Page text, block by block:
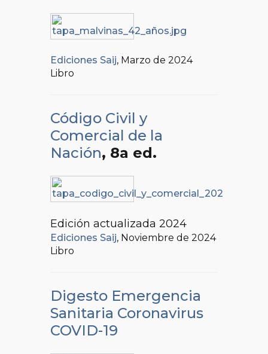
Ediciones Saij, Marzo de 2024
Libro
Código Civil y
Comercial de la
Nación, 8a ed.
Edición actualizada 2024
Ediciones Saij, Noviembre de 2024
Libro
Digesto Emergencia
Sanitaria Coronavirus
COVID-19